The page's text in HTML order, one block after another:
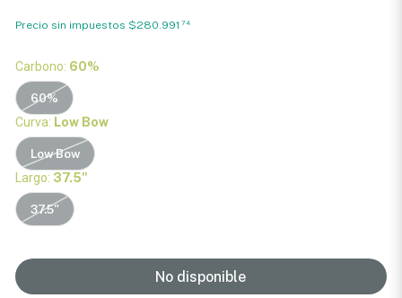
Precio sin impuestos $280.991 74
Carbono: 60%
60%
Curva: Low Bow
Low Bow
Largo: 37.5"
37.5"
No disponible